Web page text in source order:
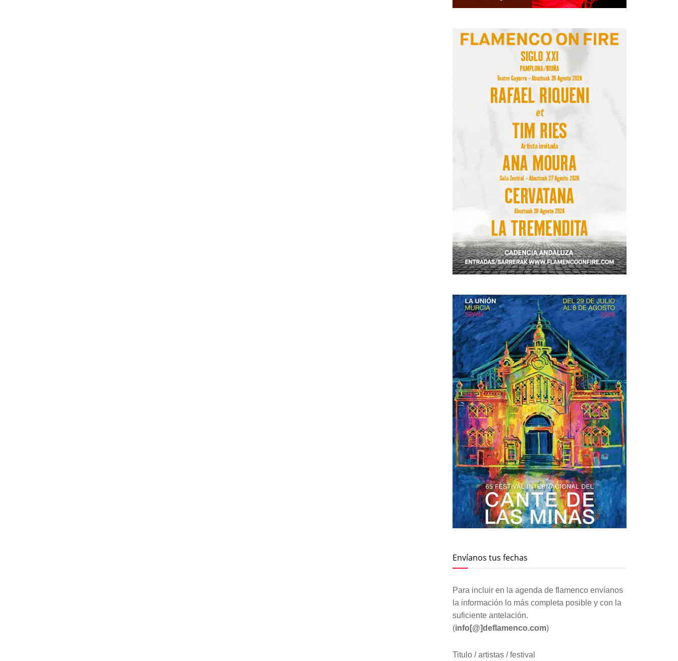
Envíanos tus fechas
Para incluir en la agenda de flamenco envíanos
la información lo más completa posible y con la
suficiente antelación.
(info[@]deflamenco.com)
Titulo / artistas / festival